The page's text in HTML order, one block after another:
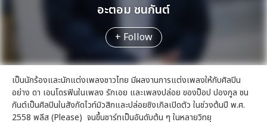
อะตอม ชนกันต์
+ Follow
เป็นนักร้องและนักแต่งเพลงชาวไทย มีผลงานการแต่งเพลงให้กับศิลปิน
อย่าง ดา เอนโดรฟินในเพลง รักเอย และเพลงปล่อย ของป็อป ปองกูล ชน
กันต์เป็นศิลปินในสังกัดไวท์มิวสิกและปล่อยซิงเกิลเปิดตัว ในช่วงต้นปี พ.ศ.
2558 พลีส (Please) จนขึ้นชาร์ทเป็นอันดับต้น ๆ ในหลายวิทยุ